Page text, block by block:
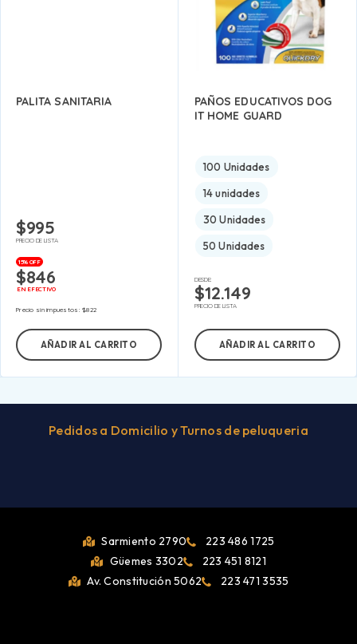
PALITA SANITARIA
$995
PRECIO DE LISTA
15% OFF
$846
EN EFECTIVO
Precio sin impuestos:$822
AÑADIR AL CARRITO
PAÑOS EDUCATIVOS DOG
IT HOME GUARD
100 Unidades
14 unidades
30 Unidades
50 Unidades
DESDE:
$12.149
PRECIO DE LISTA
AÑADIR AL CARRITO
Pedidos a Domicilio y Turnos de peluqueria
Sarmiento 2790
223 486 1725
Güemes 3302
223 451 8121
Av. Constitución 5062
223 471 3535